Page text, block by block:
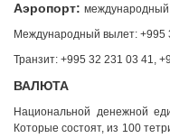
Аэропорт: международный
Международный вылет: +995
Транзит: +995 32 231 03 41,
ВАЛЮТА
Национальной денежной
Которые состоят, из 100